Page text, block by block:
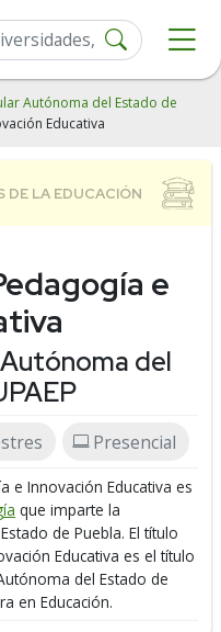
Autónoma del Estado de
Educativa
e
del
Presencial
e Innovación Educativa es
que imparte la
de Puebla. El título
Educativa es el título
del Estado de
en Educación.